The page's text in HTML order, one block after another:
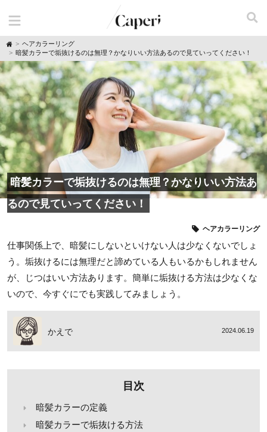
H
o
m
e
ヘアカラーリング
暗髪カラーで垢抜けるのは無理？かなりいい方法あるので見ていってください！
暗髪カラーで垢抜けるのは無理？かなりいい方法あ
るので見ていってください！
ヘアカラーリング
仕事関係上で、暗髪にしないといけない人は少なくないでしょ
う。垢抜けるには無理だと諦めている人もいるかもしれません
が、じつはいい方法あります。簡単に垢抜ける方法は少なくな
いので、今すぐにでも実践してみましょう。
かえで 2024.06.19
目次
暗髪カラーの定義
暗髪カラーで垢抜ける方法